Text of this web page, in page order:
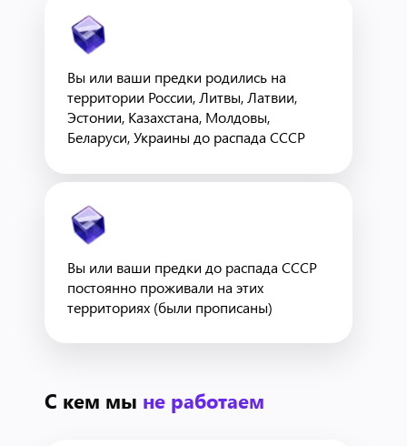
Вы или ваши предки родились на
территории России, Литвы, Латвии,
Эстонии, Казахстана, Молдовы,
Беларуси, Украины до распада СССР
Вы или ваши предки до распада СССР
постоянно проживали на этих
территориях (были прописаны)
С кем мы не работаем